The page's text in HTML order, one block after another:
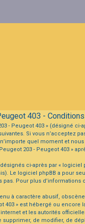
403 -
- Peugeot 403 » (désigné
Si vous n’acceptez
quel moment et
203 - Peugeot 403 »
ci-après par «
Le logiciel phpBB a pour
Pour plus
à caractère abusif,
403 » est hébergé ou
internet et les autorités
supprimer, de modifier, de